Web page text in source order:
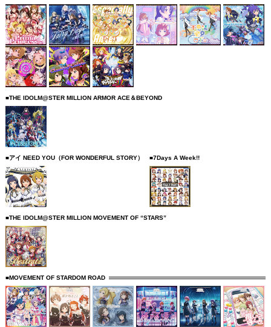
■THE IDOLM@STER MILLION ARMOR ACE＆BEYOND
■アイ NEED YOU（FOR WONDERFUL STORY） ■7Days A Week!!
■THE IDOLM@STER MILLION MOVEMENT OF “STARS”
■MOVEMENT OF STARDOM ROAD